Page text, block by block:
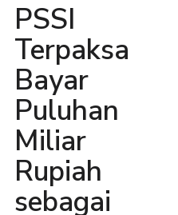
PSSI
Terpaksa
Bayar
Puluhan
Miliar
Rupiah
sebagai